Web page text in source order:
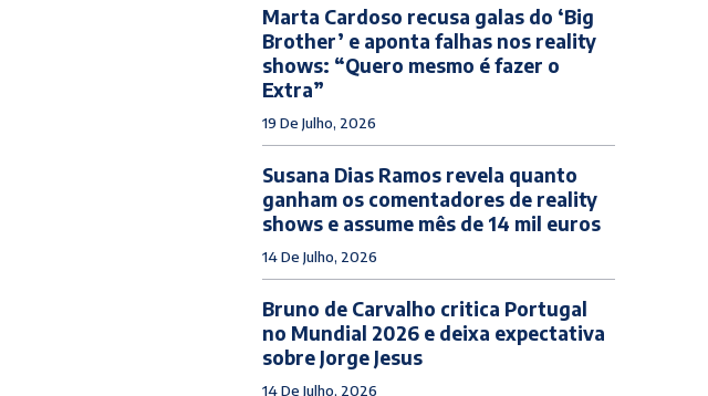
Marta Cardoso recusa galas do ‘Big
Brother’ e aponta falhas nos reality
shows: “Quero mesmo é fazer o
Extra”
19 De Julho, 2026
Susana Dias Ramos revela quanto
ganham os comentadores de reality
shows e assume mês de 14 mil euros
14 De Julho, 2026
Bruno de Carvalho critica Portugal
no Mundial 2026 e deixa expectativa
sobre Jorge Jesus
14 De Julho, 2026